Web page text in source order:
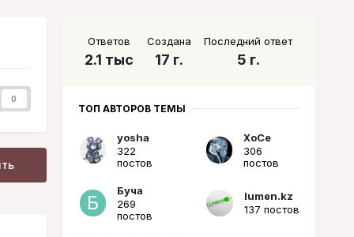
0
Ответов
2.1 тыс
Создана
17 г.
Последний ответ
5 г.
ТОП АВТОРОВ ТЕМЫ
yosha
322
постов
XoCe
306
постов
Буча
269
постов
lumen.kz
137 постов